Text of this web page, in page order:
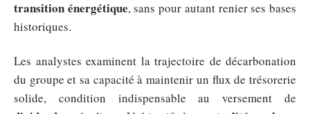
transition énergétique, sans pour autant renier ses bases
historiques.
Les analystes examinent la trajectoire de décarbonation
du groupe et sa capacité à maintenir un flux de trésorerie
solide, condition indispensable au versement de